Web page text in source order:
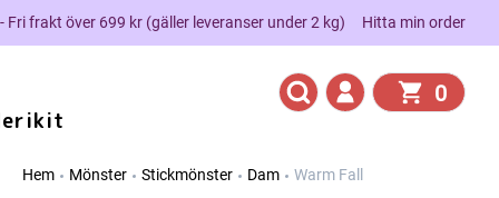
Fri frakt över 699 kr (gäller leveranser under 2 kg) Hitta min order
0
Hem Mönster Stickmönster Dam Warm Fall